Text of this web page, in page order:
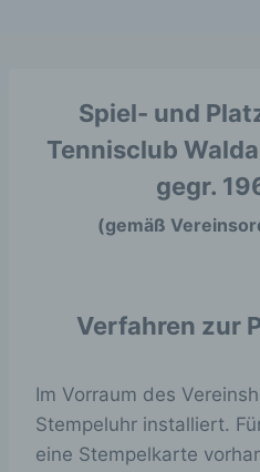
Spiel- und
Tennisclub
gegr.
(gemäß
Verfahren zur
Im Vorraum des
Stempeluhr installiert.
eine Stempelkarte